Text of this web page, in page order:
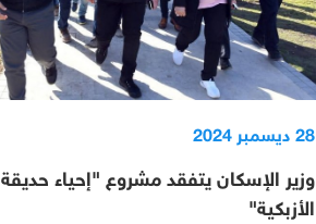
28 ديسمبر 2024
وزير الإسكان يتفقد مشروع "إحياء حديقة
الأزبكية"